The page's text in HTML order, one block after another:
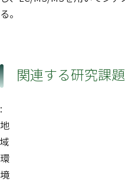
る。
関連する研究課題
:
地
域
環
境